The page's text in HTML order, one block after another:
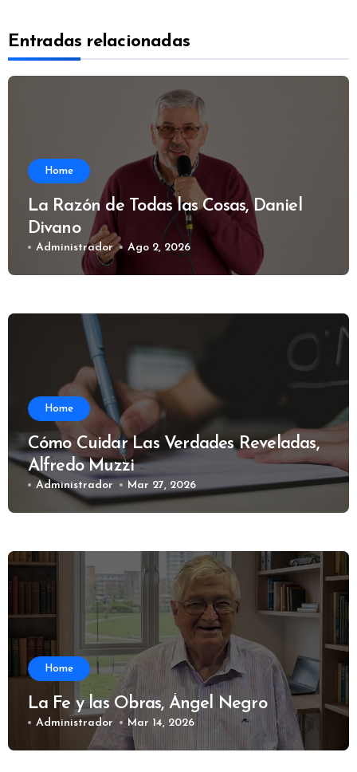
Entradas relacionadas
Home
La Razón de Todas las Cosas, Daniel
Divano
Administrador Ago 2, 2026
Home
Cómo Cuidar Las Verdades Reveladas,
Alfredo Muzzi
Administrador Mar 27, 2026
Home
La Fe y las Obras, Ángel Negro
Administrador Mar 14, 2026